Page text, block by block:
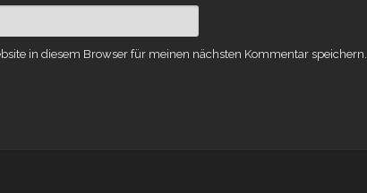
in diesem Browser für meinen nächsten Kommentar speichern.